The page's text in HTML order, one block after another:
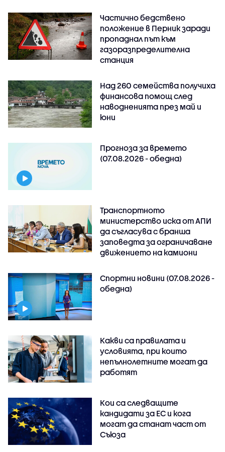
Частично бедствено
положение в Перник заради
пропаднал път към
газоразпределителна
станция
Над 260 семейства получиха
финансова помощ след
наводненията през май и
юни
Прогноза за времето
(07.08.2026 - обедна)
Транспортното
министерство иска от АПИ
да съгласува с бранша
заповедта за ограничаване
движението на камиони
Спортни новини (07.08.2026 -
обедна)
Какви са правилата и
условията, при които
непълнолетните могат да
работят
Кои са следващите
кандидати за ЕС и кога
могат да станат част от
Съюза